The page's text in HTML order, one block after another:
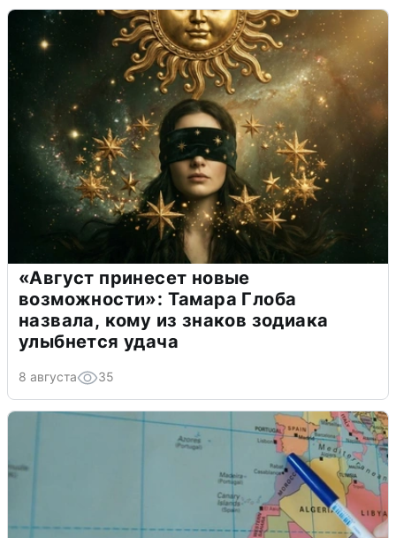
«Август принесет новые
возможности»: Тамара Глоба
назвала, кому из знаков зодиака
улыбнется удача
8 августа 35